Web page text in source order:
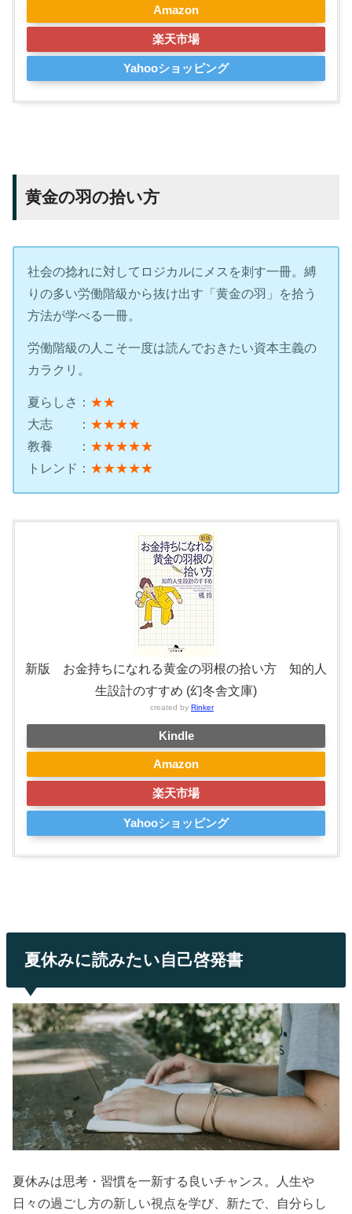
Amazon
楽天市場
Yahooショッピング
黄金の羽の拾い方
社会の捻れに対してロジカルにメスを刺す一冊。縛
りの多い労働階級から抜け出す「黄金の羽」を拾う
方法が学べる一冊。
労働階級の人こそ一度は読んでおきたい資本主義の
カラクリ。
夏らしさ： ★★
大志 ： ★★★★
教養 ： ★★★★★
トレンド： ★★★★★
新版 お金持ちになれる黄金の羽根の拾い方 知的人
生設計のすすめ (幻冬舎文庫)
created by Rinker
Kindle
Amazon
楽天市場
Yahooショッピング
夏休みに読みたい自己啓発書
夏休みは思考・習慣を一新する良いチャンス。人生や
日々の過ごし方の新しい視点を学び、新たで、自分らし